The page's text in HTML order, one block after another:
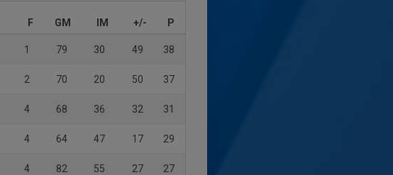
F GM IM +/- P
1 79 30 49 38
2 70 20 50 37
4 68 36 32 31
4 64 47 17 29
4 82 55 27 27